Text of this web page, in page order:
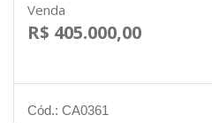
Venda
R$ 405.000,00
Cód.: CA0361